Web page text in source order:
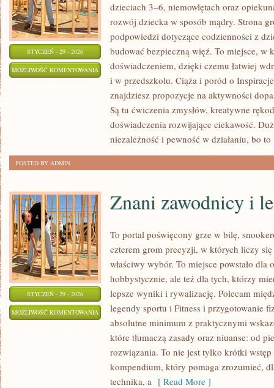
STYCZEŃ - 29 - 2026
MOŻLIWOŚĆ KOMENTOWANIA MACIERZYŃSTWO
OJCOSTWO
dzieciach 3–6, niemowlętach oraz
rozwój dziecka w sposób mądry. Strona
podpowiedzi dotyczące codzienności z
budować bezpieczną więź. To miejsce, w
doświadczeniem, dzięki czemu łatwiej
i w przedszkolu. Ciąża i poród o
znajdziesz propozycje na aktywności
Są tu ćwiczenia zmysłów, kreatywne
doświadczenia rozwijające ciekawość.
niezależność i pewność w działaniu, bo to
POSTED BY ADMIN
STYCZEŃ - 29 - 2026
MOŻLIWOŚĆ KOMENTOWANIA ZNANI
ZAWODNICY
LEGENDY
SPORTU
Znani zawodnicy i
To portal poświęcony grze w bilę,
czterem grom precyzji, w których liczy
właściwy wybór. To miejsce powstało dla
hobbystycznie, ale też dla tych, którzy
lepsze wyniki i rywalizację. Polecam
legendy sportu i Fitness i przygotowanie
absolutne minimum z praktycznymi
które tłumaczą zasady oraz niuanse: od
rozwiązania. To nie jest tylko krótki
kompendium, który pomaga zrozumieć,
technika, a [ Read More ]